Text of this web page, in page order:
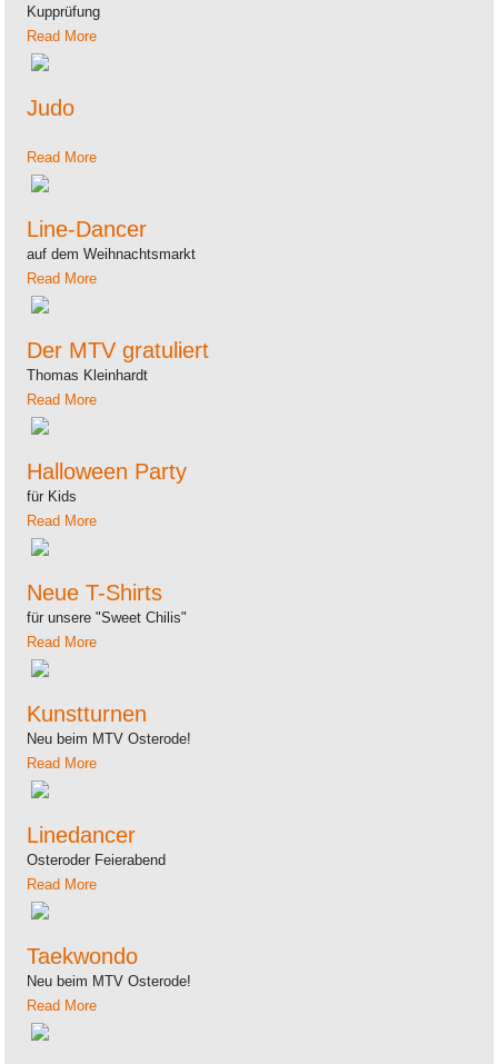
Kupprüfung
Read More
Judo
Read More
Line-Dancer
auf dem Weihnachtsmarkt
Read More
Der MTV gratuliert
Thomas Kleinhardt
Read More
Halloween Party
für Kids
Read More
Neue T-Shirts
für unsere "Sweet Chilis"
Read More
Kunstturnen
Neu beim MTV Osterode!
Read More
Linedancer
Osteroder Feierabend
Read More
Taekwondo
Neu beim MTV Osterode!
Read More